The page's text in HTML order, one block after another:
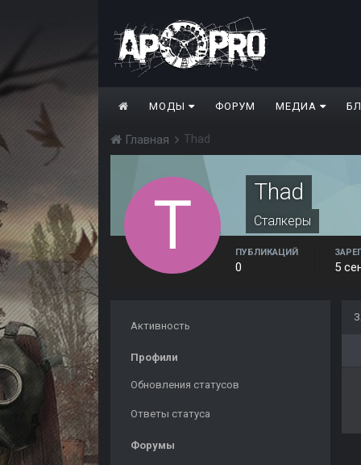
МОДЫ ФОРУМ МЕДИА
Главная Thad
Thad
Сталкеры
ПУБЛИКАЦИЙ
0 5
Активность
Профили
Обновления статусов
Ответы статуса
Форумы